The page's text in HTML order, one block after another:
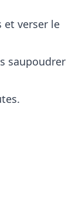
et verser le
saupoudrer